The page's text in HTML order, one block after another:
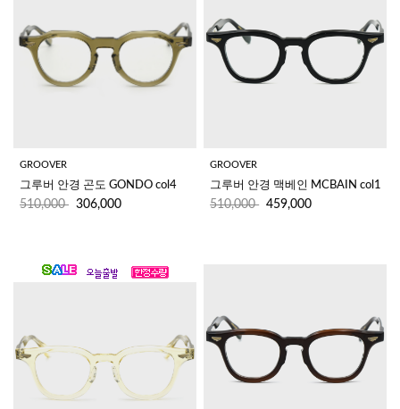
GROOVER
그루버 안경 곤도 GONDO col4
510,000 306,000
GROOVER
그루버 안경 맥베인 MCBAIN col1
510,000 459,000